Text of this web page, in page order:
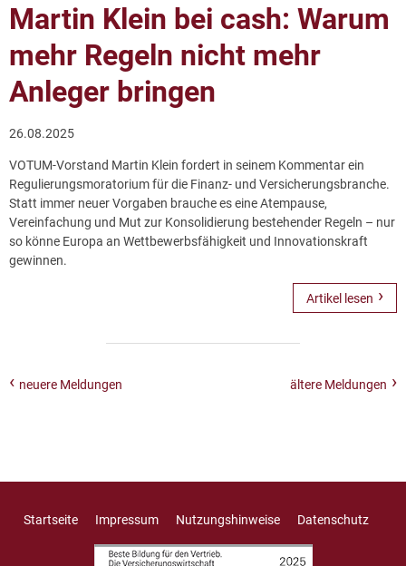
Martin Klein bei cash: Warum
mehr Regeln nicht mehr
Anleger bringen
26.08.2025
VOTUM-Vorstand Martin Klein fordert in seinem Kommentar ein
Regulierungsmoratorium für die Finanz- und Versicherungsbranche.
Statt immer neuer Vorgaben brauche es eine Atempause,
Vereinfachung und Mut zur Konsolidierung bestehender Regeln – nur
so könne Europa an Wettbewerbsfähigkeit und Innovationskraft
gewinnen.
Artikel lesen
neuere Meldungen ältere Meldungen
Startseite Impressum Nutzungshinweise Datenschutz